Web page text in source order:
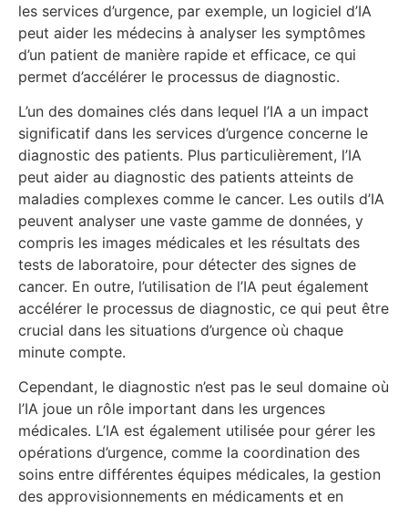
les services d’urgence, par exemple, un logiciel d’IA
peut aider les médecins à analyser les symptômes
d’un patient de manière rapide et efficace, ce qui
permet d’accélérer le processus de diagnostic.
L’un des domaines clés dans lequel l’IA a un impact
significatif dans les services d’urgence concerne le
diagnostic des patients. Plus particulièrement, l’IA
peut aider au diagnostic des patients atteints de
maladies complexes comme le cancer. Les outils d’IA
peuvent analyser une vaste gamme de données, y
compris les images médicales et les résultats des
tests de laboratoire, pour détecter des signes de
cancer. En outre, l’utilisation de l’IA peut également
accélérer le processus de diagnostic, ce qui peut être
crucial dans les situations d’urgence où chaque
minute compte.
Cependant, le diagnostic n’est pas le seul domaine où
l’IA joue un rôle important dans les urgences
médicales. L’IA est également utilisée pour gérer les
opérations d’urgence, comme la coordination des
soins entre différentes équipes médicales, la gestion
des approvisionnements en médicaments et en